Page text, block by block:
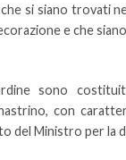
si siano trovati
e che
sono
con
del Ministro per la